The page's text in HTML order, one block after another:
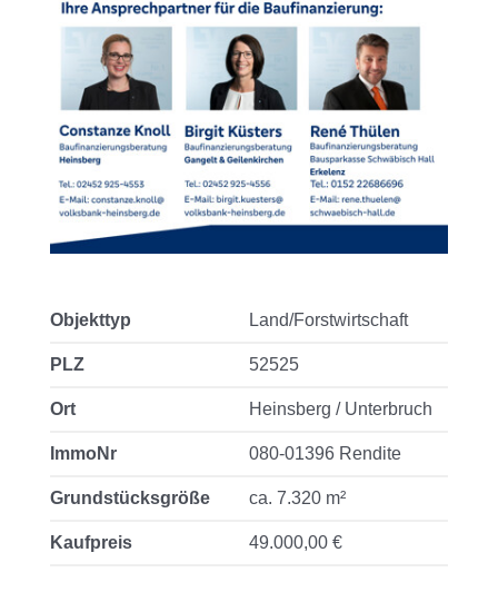
Objekttyp Land/Forstwirtschaft
PLZ 52525
Ort Heinsberg / Unterbruch
ImmoNr 080-01396 Rendite
Grundstücksgröße ca. 7.320 m²
Kaufpreis 49.000,00 €